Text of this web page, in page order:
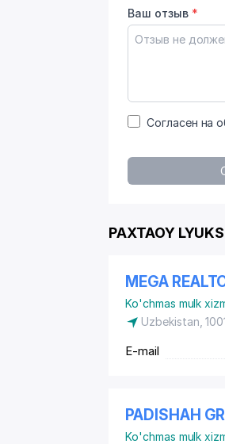
Ваш отзыв *
Согласен на
PAXTAOY
MEGA
Ko'chmas mulk
Uzbekistan,
E-mail
PADISHAH
Ko'chmas mulk